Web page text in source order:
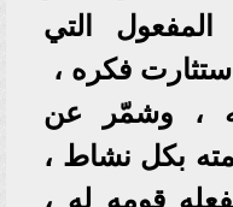
التي
فكره ،
، وشمّر عن
بكل نشاط ،
قومه له ،